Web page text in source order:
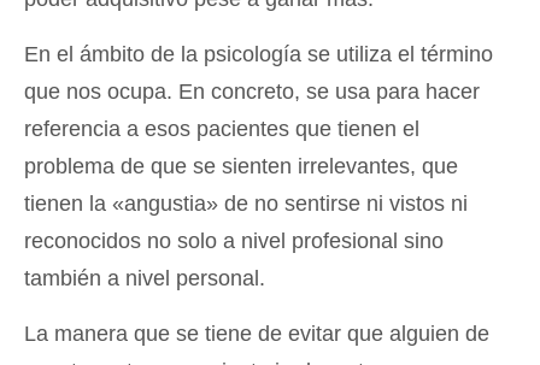
En el ámbito de la psicología se utiliza el término
que nos ocupa. En concreto, se usa para hacer
referencia a esos pacientes que tienen el
problema de que se sienten irrelevantes, que
tienen la «angustia» de no sentirse ni vistos ni
reconocidos no solo a nivel profesional sino
también a nivel personal.
La manera que se tiene de evitar que alguien de